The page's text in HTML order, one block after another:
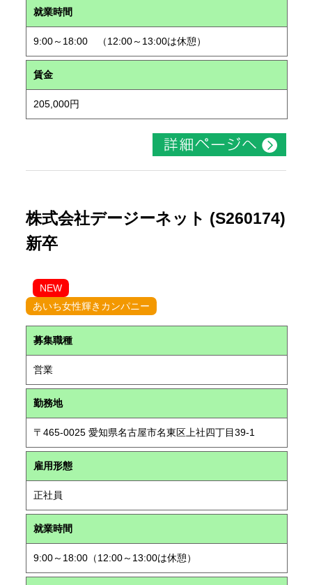
就業時間
9:00～18:00 （12:00～13:00は休憩）
賃金
205,000円
株式会社デージーネット (S260174)
新卒
NEW
あいち女性輝きカンパニー
募集職種
営業
勤務地
〒465-0025 愛知県名古屋市名東区上社四丁目39-1
雇用形態
正社員
就業時間
9:00～18:00（12:00～13:00は休憩）